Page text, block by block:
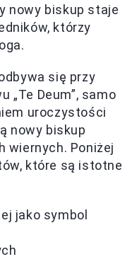
nowy biskup staje
którzy
się przy
„Te Deum”, samo
uroczystości
nowy biskup
wiernych. Poniżej
które są istotne
jako symbol